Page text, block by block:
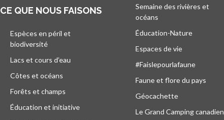
CE QUE NOUS FAISONS
Espèces en péril et
biodiversité
Lacs et cours d’eau
Côtes et océans
Forêts et champs
Éducation et initiative
Semaine des rivières et
océans
Éducation-Nature
Espaces de vie
#Faislepourlafaune
Faune et flore du pays
Géocachette
Le Grand Camping canadien